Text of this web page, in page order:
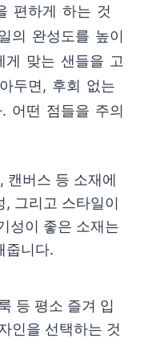
편하게 하는 것
의 완성도를 높이
게 맞는 샌들을 고
두면, 후회 없는
어떤 점들을 주의
캔버스 등 소재에
, 그리고 스타일이
성이 좋은 소재는
줍니다.
등 평소 즐겨 입
인을 선택하는 것